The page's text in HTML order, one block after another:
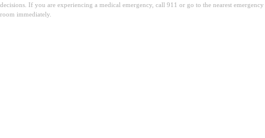
decisions. If you are experiencing a medical emergency, call 911 or go to the nearest emergency
room immediately.